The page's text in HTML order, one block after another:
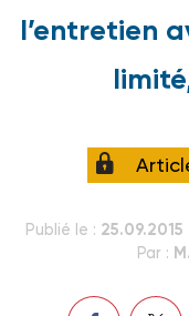
l’entretien
Publié le : 25.09.2015
Par :